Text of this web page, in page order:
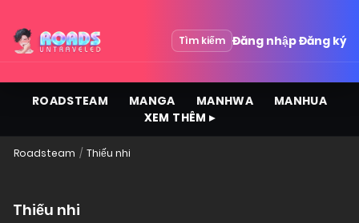
Tìm kiếm Đăng nhậpĐăng ký
ROADSTEAM MANGA MANHWA
MANHUA
XEM THÊM ▸
Roadsteam Thiếu nhi
Thiếu nhi